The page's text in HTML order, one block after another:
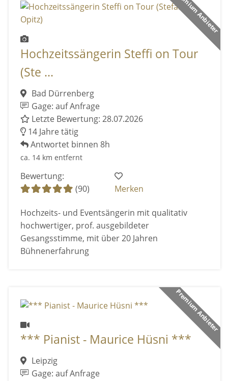
Premium Anbieter
Hochzeitssängerin Steffi on Tour
(Ste ...
Bad Dürrenberg
Gage: auf Anfrage
Letzte Bewertung: 28.07.2026
14 Jahre tätig
Antwortet binnen 8h
ca. 14 km entfernt
Bewertung:
(90)
Merken
Hochzeits- und Eventsängerin mit qualitativ
hochwertiger, prof. ausgebildeter
Gesangsstimme, mit über 20 Jahren
Bühnenerfahrung
Premium Anbieter
*** Pianist - Maurice Hüsni ***
Leipzig
Gage: auf Anfrage